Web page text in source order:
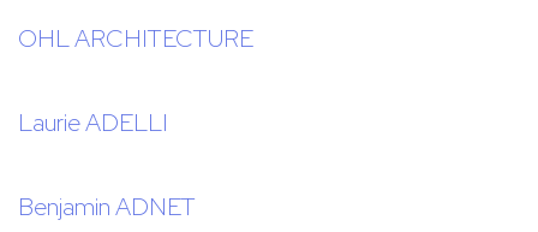
OHL ARCHITECTURE
Laurie ADELLI
Benjamin ADNET